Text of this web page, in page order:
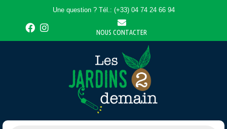
Une question ? Tél.: (+33) 04 74 24 66 94
NOUS CONTACTER